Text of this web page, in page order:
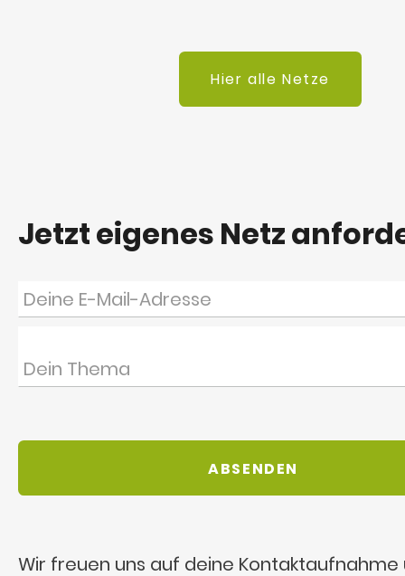
Hier alle Netze
Jetzt eigenes Netz
Wir freuen uns auf deine Kontaktaufnahme